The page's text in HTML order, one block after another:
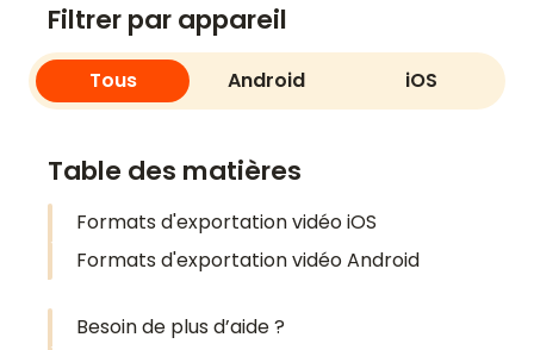
Filtrer par appareil
Tous Android iOS
Table des matières
Formats d'exportation vidéo iOS
Formats d'exportation vidéo Android
Besoin de plus d’aide ?